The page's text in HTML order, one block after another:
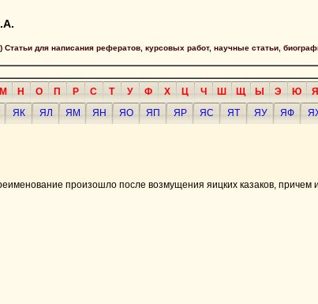
для написания рефератов, курсовых работ, научные статьи,
М Н О П Р С Т У Ф Х Ц Ч Ш Щ Ы Э Ю Я
ЯК ЯЛ ЯМ ЯН ЯО ЯП ЯР ЯС ЯТ ЯУ ЯФ
произошло после возмущения яицких казаков, причем